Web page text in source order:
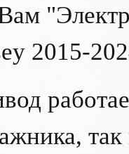
2015-